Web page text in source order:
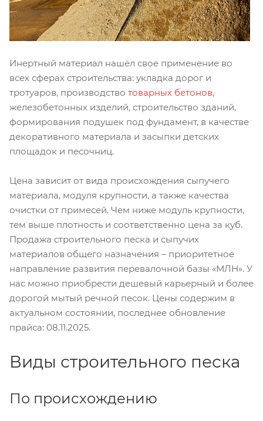
Инертный материал нашёл свое применение во
всех сферах строительства: укладка дорог и
тротуаров, производство товарных бетонов,
железобетонных изделий, строительство зданий,
формирования подушек под фундамент, в качестве
декоративного материала и засыпки детских
площадок и песочниц.
Цена зависит от вида происхождения сыпучего
материала, модуля крупности, а также качества
очистки от примесей. Чем ниже модуль крупности,
тем выше плотность и соответственно цена за куб.
Продажа строительного песка и сыпучих
материалов общего назначения – приоритетное
направление развития перевалочной базы «МЛН». У
нас можно приобрести дешевый карьерный и более
дорогой мытый речной песок. Цены содержим в
актуальном состоянии, последнее обновление
прайса: 08.11.2025.
Виды строительного песка
По происхождению